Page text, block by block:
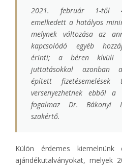
2021. február 1-től 4
emelkedett a hatályos
melynek változása az
kapcsolódó egyéb
érinti; a béren kívüli
juttatásokkal azonban
épített fizetésemelések
versenyezhetnek ebből a
fogalmaz Dr. Bákonyi
szakértő.
Külön érdemes
ajándékutalványokat, melyek